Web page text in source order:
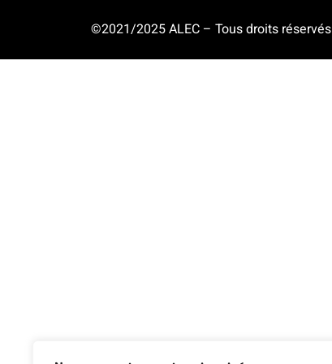
©2021/2025 ALEC – Tous droits réservés